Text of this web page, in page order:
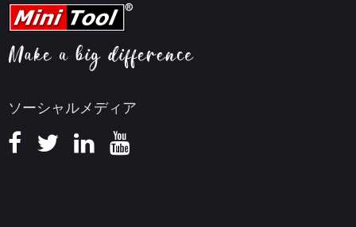
ソーシャルメディア
ビデオ変換ヒント
画面録画ヒント
知識ベース
ヘルプ